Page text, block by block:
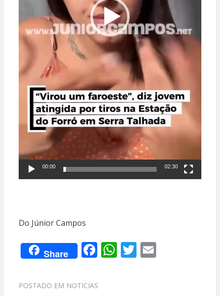
00:00 02:30
Do Júnior Campos
Share F
e
W T E
POSTADO EM NOTICIAS